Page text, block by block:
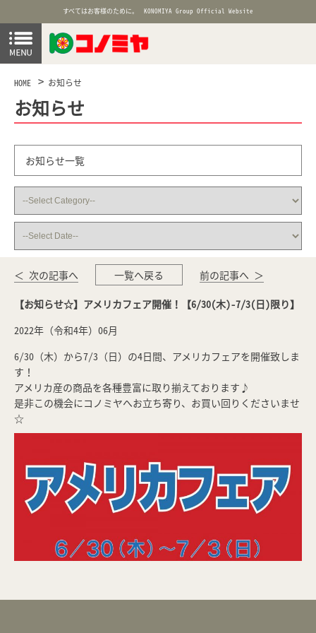
すべてはお客様のために。 KONOMIYA Group Official Website
HOME お知らせ
お知らせ
お知らせ一覧
＜ 次の記事へ 一覧へ戻る 前の記事へ ＞
【お知らせ☆】アメリカフェア開催！【6/30(木)-7/3(日)限り】
2022年（令和4年）06月
6/30（木）から7/3（日）の4日間、アメリカフェアを開催致しま
す！
アメリカ産の商品を各種豊富に取り揃えております♪
是非この機会にコノミヤへお立ち寄り、お買い回りくださいませ
☆